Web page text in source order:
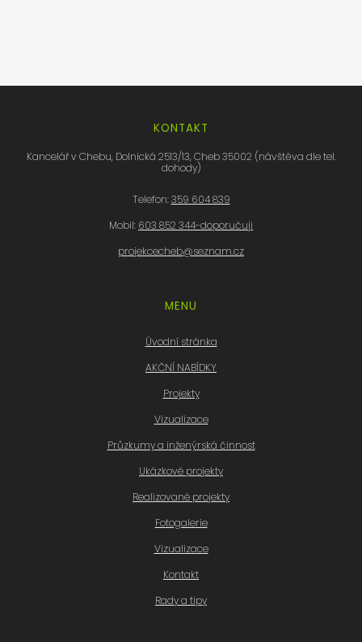
KONTAKT
Kancelář v Chebu, Dolnická 2513/13, Cheb 35002 (návštěva dle tel.
dohody)
Telefon:359 604 839
Mobil: 603 852 344-doporučuji
projekcecheb@seznam.cz
MENU
Úvodní stránka
AKČNÍ NABÍDKY
Projekty
Vizualizace
Průzkumy a inženýrská činnost
Ukázkové projekty
Realizované projekty
Fotogalerie
Vizualizace
Kontakt
Rady a tipy